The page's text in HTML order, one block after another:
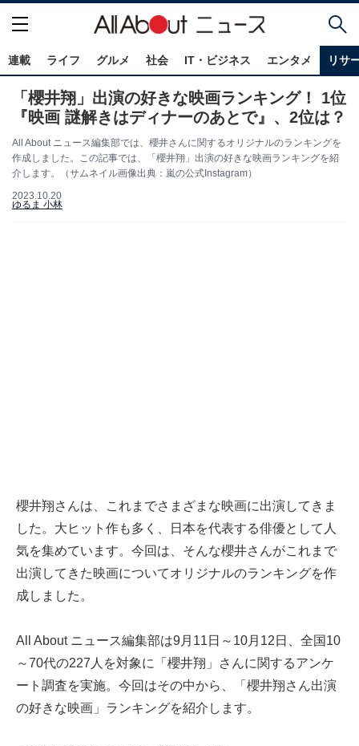
連載 ライフ グルメ 社会 IT・ビジネス エンタメ リサ
「櫻井翔」出演の好きな映画ランキング！ 1位
『映画 謎解きはディナーのあとで』、2位は？
All About ニュース編集部では、櫻井さんに関するオリジナルのランキングを
作成しました。この記事では、「櫻井翔」出演の好きな映画ランキングを紹
介します。（サムネイル画像出典：嵐の公式Instagram）
2023.10.20
ゆるま 小林
櫻井翔さんは、これまでさまざまな映画に出演してきま
した。大ヒット作も多く、日本を代表する俳優として人
気を集めています。今回は、そんな櫻井さんがこれまで
出演してきた映画についてオリジナルのランキングを作
成しました。
All About ニュース編集部は9月11日～10月12日、全国10
～70代の227人を対象に「櫻井翔」さんに関するアンケ
ート調査を実施。今回はその中から、「櫻井翔さん出演
の好きな映画」ランキングを紹介します。